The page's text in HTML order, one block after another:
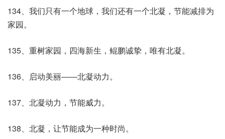
134、我们只有一个地球，我们还有一个北凝，节能减排为
家园。
135、重树家园，四海新生，鲲鹏诚挚，唯有北凝。
136、启动美丽――北凝动力。
137、北凝动力，节能威力。
138、北凝，让节能成为一种时尚。